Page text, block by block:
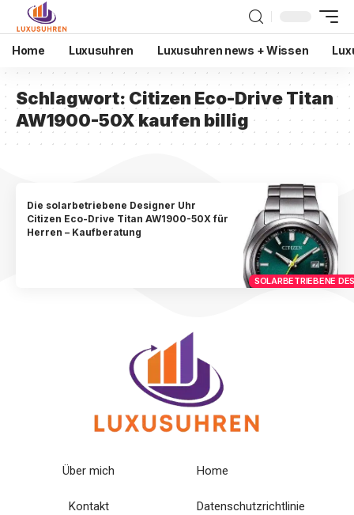
Home Luxusuhren Luxusuhren news + Wissen
Schlagwort: Citizen Eco-Drive Titan
AW1900-50X kaufen billig
SOLARBETRIEBENE
Die solarbetriebene Designer Uhr
Citizen Eco-Drive Titan AW1900-50X für
Herren – Kaufberatung
Über mich
Kontakt
Home
Datenschutzrichtlinie